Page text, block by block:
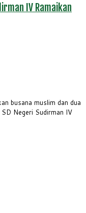
IV Ramaikan
busana muslim dan dua
Negeri Sudirman IV